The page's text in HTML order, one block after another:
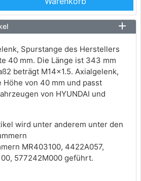
Spurstange des Herstellers
40 mm. Die Länge ist 343 mm
beträgt M14x1.5. Axialgelenk,
Höhe von 40 mm und passt
von HYUNDAI und
wird unter anderem unter den
MR403100, 4422A057,
577242M000 geführt.